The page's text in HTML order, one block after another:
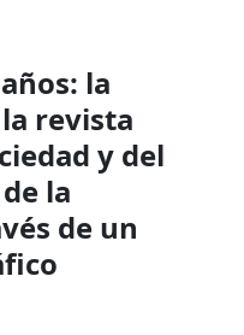
la
revista
y del
la
de un